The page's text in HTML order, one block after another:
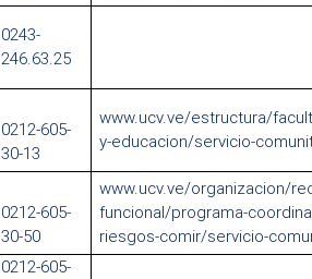
0243-
246.63.25
0212-605-
30-13
www.ucv.ve/estructura/
y-educacion/servicio-
0212-605-
30-50
www.ucv.ve/organizacion/
funcional/programa-
riesgos-comir/servicio-
0212-605-